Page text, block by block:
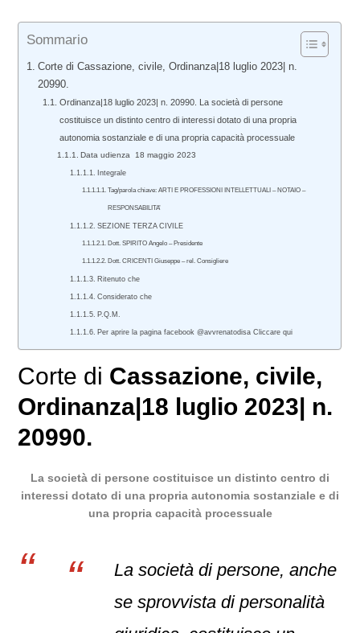
Sommario
Corte di Cassazione, civile, Ordinanza|18 luglio 2023| n.
20990.
Ordinanza|18 luglio 2023| n. 20990. La società di persone
costituisce un distinto centro di interessi dotato di una propria
autonomia sostanziale e di una propria capacità processuale
Data udienza 18 maggio 2023
Integrale
Tag/parola chiave: ARTI E PROFESSIONI INTELLETTUALI – NOTAIO –
RESPONSABILITA’
SEZIONE TERZA CIVILE
Dott. SPIRITO Angelo – Presidente
Dott. CRICENTI Giuseppe – rel. Consigliere
Ritenuto che
Considerato che
P.Q.M.
Per aprire la pagina facebook @avvrenatodisa Cliccare qui
Corte di Cassazione, civile,
Ordinanza|18 luglio 2023| n.
20990.
La società di persone costituisce un distinto centro di
interessi dotato di una propria autonomia sostanziale e di
una propria capacità processuale
La società di persone, anche
se sprovvista di personalità